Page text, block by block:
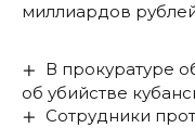
миллиардов
В прокуратуре
об убийстве
Сотрудники